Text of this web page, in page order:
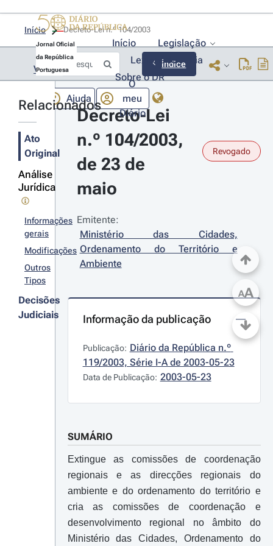
Jornal Oficial
da República
Portuguesa
Início
Legislação
Lexionário
Lia
Sobre o DR
Ajuda
O
meu
Diário
Início
Voltar Índice
Relacionados
Ato
Original
Análise
Jurídica
Informações
gerais
Modificações
Outros
Tipos
Decisões
Judiciais
Decreto-Lei
n.º 104/2003,
de 23 de
maio
Revogado
Emitente:
Ministério das Cidades,
Ordenamento do Território e
Ambiente
Informação da publicação
Publicação: Diário da República n.º
119/2003, Série I-A de 2003-05-23
Data de Publicação: 2003-05-23
SUMÁRIO
Extingue as comissões de coordenação
regionais e as direcções regionais do
ambiente e do ordenamento do território e
cria as comissões de coordenação e
desenvolvimento regional no âmbito do
Ministério das Cidades, Ordenamento do
AA